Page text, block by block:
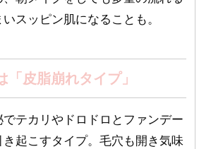
スッピン肌になることも。
「皮脂崩れタイプ」
でテカリやドロドロとファンデー
き起こすタイプ。毛穴も開き気味